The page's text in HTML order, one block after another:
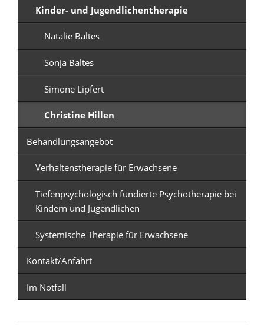
Kinder- und Jugendlichentherapie
Natalie Baltes
Sonja Baltes
Simone Lipfert
Christine Hillen
Behandlungsangebot
Verhaltenstherapie für Erwachsene
Tiefenpsychologisch fundierte Psychotherapie bei
Kindern und Jugendlichen
Systemische Therapie für Erwachsene
Kontakt/Anfahrt
Im Notfall